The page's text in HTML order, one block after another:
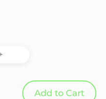
Add to Cart